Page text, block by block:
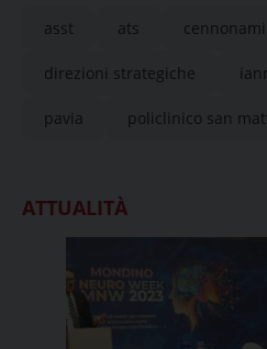
asst ats cennonami
direzioni strategiche
pavia policlinico san
ATTUALITÀ